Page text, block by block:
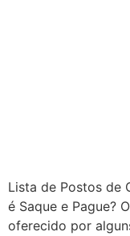
Lista de Postos de
é Saque e Pague?
oferecido por